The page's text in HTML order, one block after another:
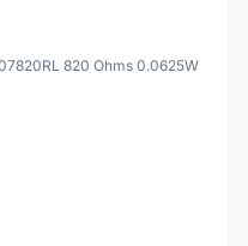
820 Ohms 0.0625W